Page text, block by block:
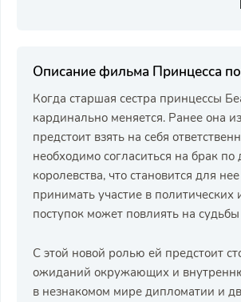
Описание фильма Принцесса
Когда старшая сестра принцессы
кардинально меняется. Ранее она
предстоит взять на себя
необходимо согласиться на брак
королевства, что становится для
принимать участие в
поступок может повлиять на
С этой новой ролью ей предстоит
ожиданий окружающих и
в незнакомом мире дипломатии и